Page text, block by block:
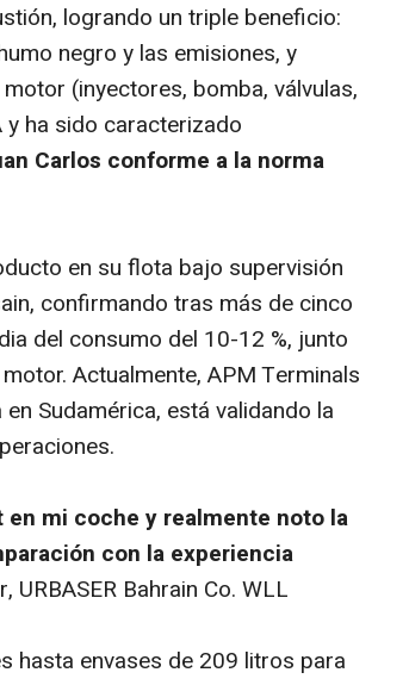
logrando un triple beneficio:
negro y las emisiones, y
(inyectores, bomba, válvulas,
y ha sido caracterizado
Carlos conforme a la norma
en su flota bajo supervisión
confirmando tras más de cinco
del consumo del 10-12 %, junto
Actualmente, APM Terminals
Sudamérica, está validando la
mi coche y realmente noto la
con la experiencia
Bahrain Co. WLL
hasta envases de 209 litros para